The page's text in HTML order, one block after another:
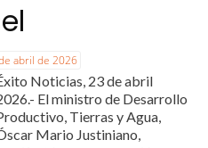
abril de 2026
Noticias, 23 de abril
El ministro de Desarrollo
Tierras y Agua,
Mario Justiniano,